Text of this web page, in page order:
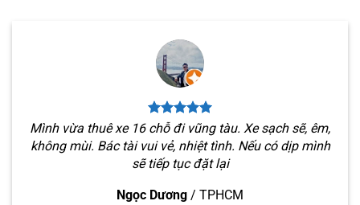
Mình vừa thuê xe 16 chỗ đi vũng tàu. Xe sạch sẽ, êm,
không mùi. Bác tài vui vẻ, nhiệt tình. Nếu có dịp mình
sẽ tiếp tục đặt lại
Ngọc Dương / TPHCM